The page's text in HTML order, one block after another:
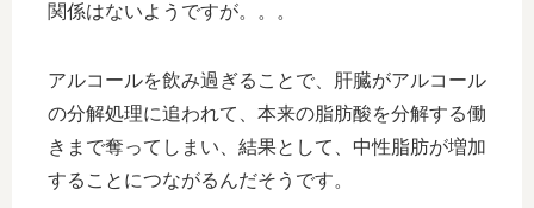
関係はないようですが。。。
アルコールを飲み過ぎることで、肝臓がアルコール
の分解処理に追われて、本来の脂肪酸を分解する働
きまで奪ってしまい、結果として、中性脂肪が増加
することにつながるんだそうです。